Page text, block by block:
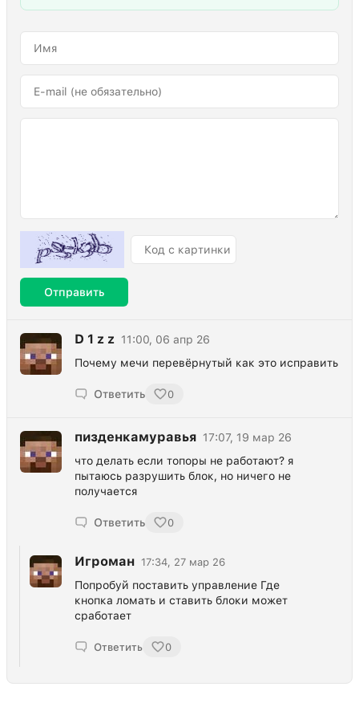
Отправить
D 1 z z 11:00, 06 апр 26
Почему мечи перевёрнутый как это исправить
Ответить 0
пизденкамуравья 17:07, 19 мар 26
что делать если топоры не работают? я
пытаюсь разрушить блок, но ничего не
получается
Ответить 0
Игроман 17:34, 27 мар 26
Попробуй поставить управление Где
кнопка ломать и ставить блоки может
сработает
Ответить 0